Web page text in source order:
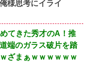
様思考にイライ
てきた秀才のA！推
端のガラス破片を踏
ざまぁｗｗｗｗｗｗ